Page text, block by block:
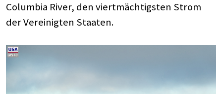
Columbia River, den viertmächtigsten Strom
der Vereinigten Staaten.